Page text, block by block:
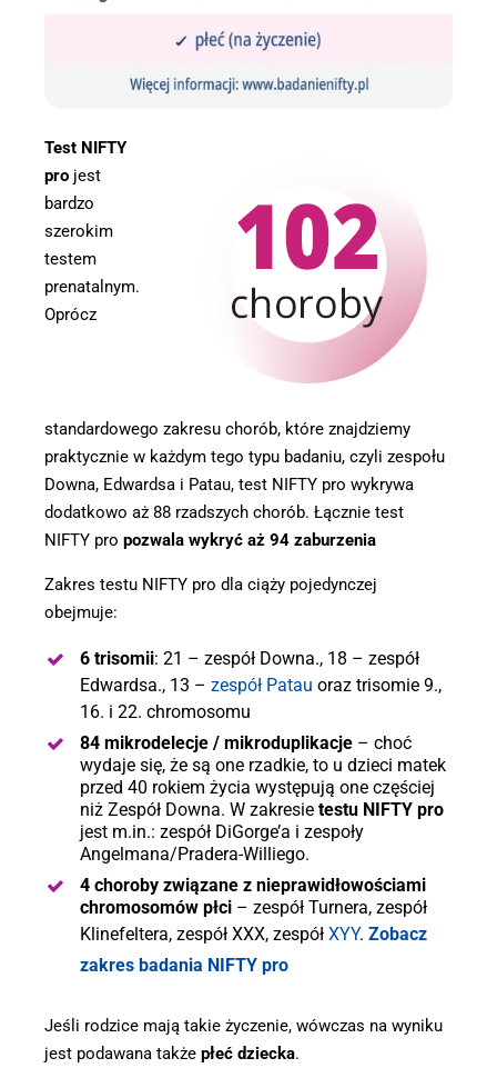
Test NIFTY
pro jest
bardzo
szerokim
testem
prenatalnym.
Oprócz
standardowego zakresu chorób, które znajdziemy
praktycznie w każdym tego typu badaniu, czyli zespołu
Downa, Edwardsa i Patau, test NIFTY pro wykrywa
dodatkowo aż 88 rzadszych chorób. Łącznie test
NIFTY pro pozwala wykryć aż 94 zaburzenia
Zakres testu NIFTY pro dla ciąży pojedynczej
obejmuje:
6 trisomii: 21 – zespół Downa., 18 – zespół
Edwardsa., 13 – zespół Patau oraz trisomie 9.,
16. i 22. chromosomu
84 mikrodelecje / mikroduplikacje – choć
wydaje się, że są one rzadkie, to u dzieci matek
przed 40 rokiem życia występują one częściej
niż Zespół Downa. W zakresie testu NIFTY pro
jest m.in.: zespół DiGorge’a i zespoły
Angelmana/Pradera-Williego.
4 choroby związane z nieprawidłowościami
chromosomów płci – zespół Turnera, zespół
Klinefeltera, zespół XXX, zespół XYY. Zobacz
zakres badania NIFTY pro
Jeśli rodzice mają takie życzenie, wówczas na wyniku
jest podawana także płeć dziecka.